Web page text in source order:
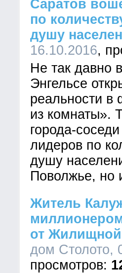
Саратов
по
душу
16.10.2016
Не так давно
Энгельсе
реальности в
из комнаты».
города-
лидеров по
душу
Поволжье, но
Житель
от Жилищной
дом Столото,